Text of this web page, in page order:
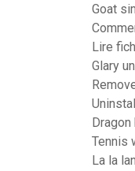
Goat
Lire
Glary
Tennis
La la